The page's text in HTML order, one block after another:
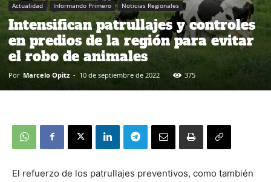
Actualidad Informando Primero Noticias Regionales
Intensifican patrullajes y controles
en predios de la región para evitar
el robo de animales
Por Marcelo Opitz - 10 de septiembre de 2022 375
El refuerzo de los patrullajes preventivos, como también